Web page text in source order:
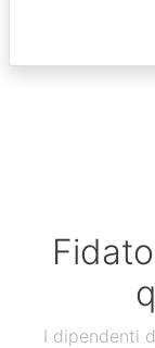
I dipendenti